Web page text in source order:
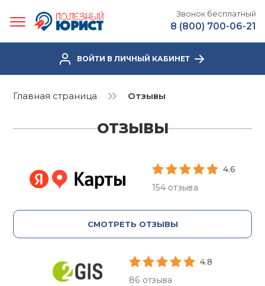
Звонок бесплатный
8 (800) 700-06-21
ВОЙТИ В ЛИЧНЫЙ КАБИНЕТ
Главная страница Отзывы
ОТЗЫВЫ
4.6
154 отзыва
СМОТРЕТЬ ОТЗЫВЫ
4.8
86 отзыва